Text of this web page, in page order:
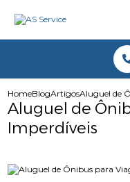
HomeBlogArtigosAluguel de
Aluguel de
Imperdíveis